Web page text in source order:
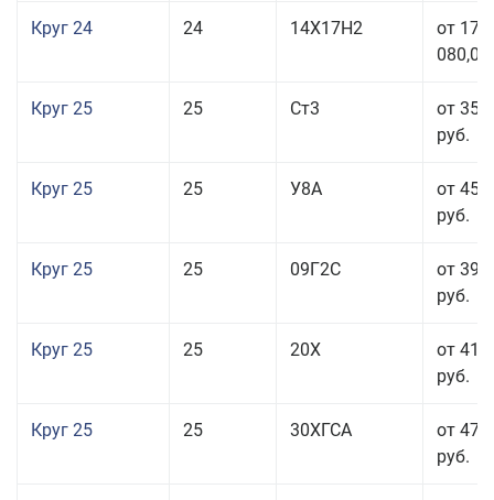
Круг 24 24 14Х17Н2
от 178
080,00
Круг 25 25 Ст3
от 35
руб.
Круг 25 25 У8А
от 45
руб.
Круг 25 25 09Г2С
от 39
руб.
Круг 25 25 20Х
от 41
руб.
Круг 25 25 30ХГСА
от 47
руб.